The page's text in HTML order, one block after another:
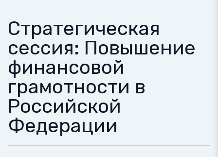
Стратегическая
сессия: Повышение
финансовой
грамотности в
Российской
Федерации